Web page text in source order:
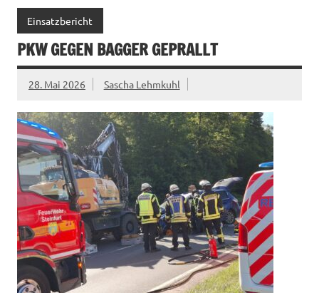
Einsatzbericht
PKW GEGEN BAGGER GEPRALLT
28. Mai 2026 Sascha Lehmkuhl